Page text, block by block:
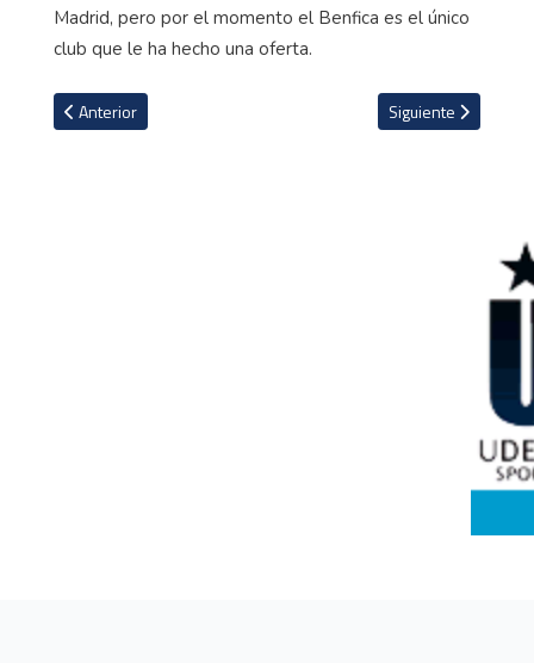
Madrid, pero por el momento el Benfica es el único
club que le ha hecho una oferta.
Artículo anterior: El video del Real Madrid para despedir a Dani
Anterior Artículo siguiente:
Siguiente